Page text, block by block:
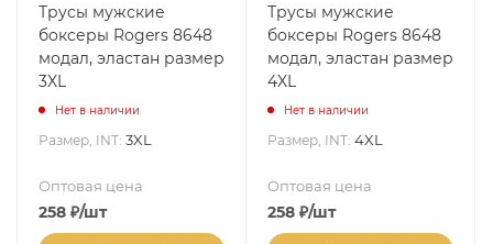
Трусы мужские
боксеры Rogers 8648
модал, эластан размер
3XL
Нет в наличии
Размер, INT: 3XL
Оптовая цена
258 ₽/шт
Трусы мужские
боксеры Rogers 8648
модал, эластан размер
4XL
Нет в наличии
Размер, INT: 4XL
Оптовая цена
258 ₽/шт